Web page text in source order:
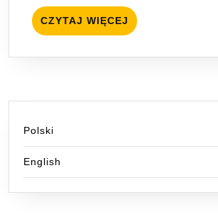
CZYTAJ WIĘCEJ CZYTAJ
WIĘCEJ
Polski
English